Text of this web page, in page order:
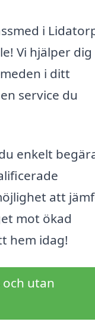
i
Vi hjälper
i ditt
service du
enkelt
att
mot ökad
hem idag!
utan